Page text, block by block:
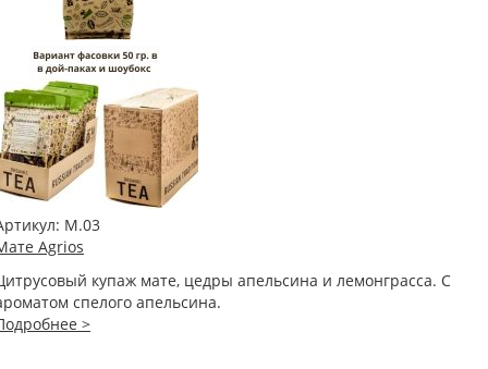
М.03
Agrios
купаж мате, цедры апельсина и лемонграсса. С
спелого апельсина.
>